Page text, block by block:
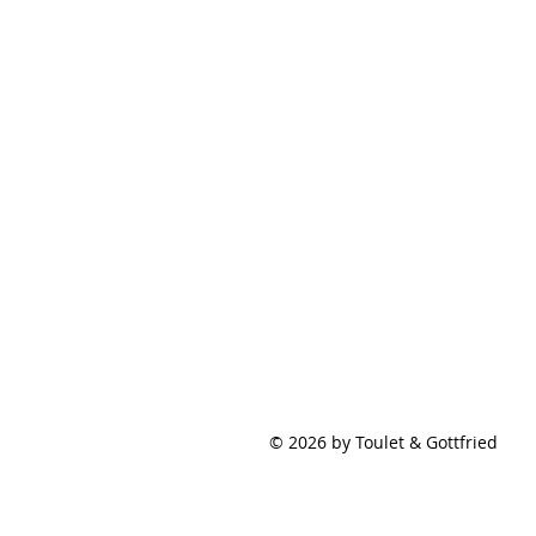
© 2026 by Toulet & Gottfried